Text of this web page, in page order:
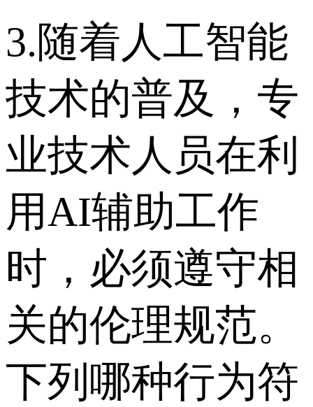
3.随着人工智能
技术的普及，专
业技术人员在利
用AI辅助工作
时，必须遵守相
关的伦理规范。
下列哪种行为符